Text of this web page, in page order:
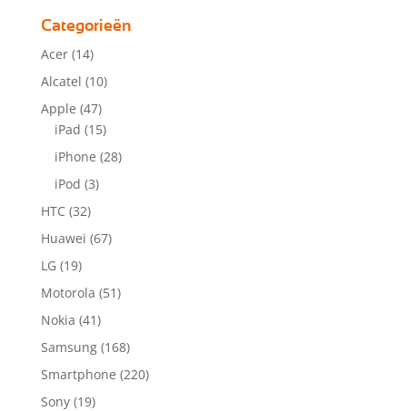
Categorieën
Acer (14)
Alcatel (10)
Apple (47)
iPad (15)
iPhone (28)
iPod (3)
HTC (32)
Huawei (67)
LG (19)
Motorola (51)
Nokia (41)
Samsung (168)
Smartphone (220)
Sony (19)